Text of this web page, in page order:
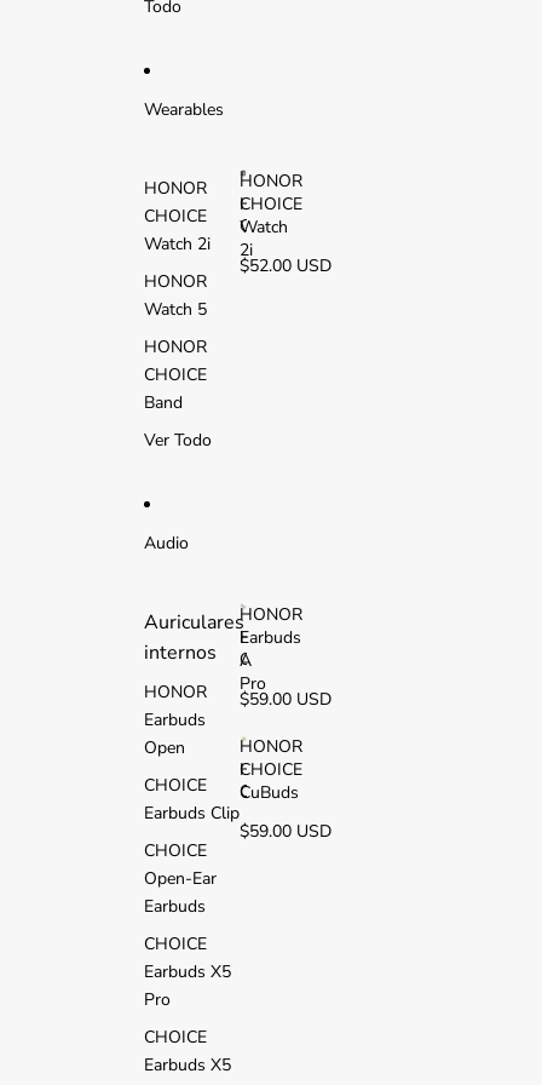
Todo
Wearables
HONOR
CHOICE
Watch 2i
HONOR
Watch 5
HONOR
CHOICE
Band
Ver Todo
HONOR
CHOICE
Watch
2i
H
O
N
O
$52.00 USD
Audio
Auriculares
internos
HONOR
Earbuds
Open
CHOICE
Earbuds Clip
CHOICE
Open-Ear
Earbuds
CHOICE
Earbuds X5
Pro
CHOICE
Earbuds X5
HONOR
Earbuds
A
Pro
H
O
N
O
E
a
r
b
u
$59.00 USD
HONOR
CHOICE
CuBuds
H
O
N
O
$59.00 USD